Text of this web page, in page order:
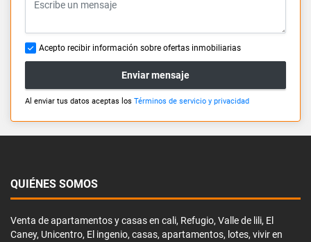
Acepto recibir información sobre ofertas inmobiliarias
Enviar mensaje
Al enviar tus datos aceptas los Términos de servicio y privacidad
QUIÉNES SOMOS
Venta de apartamentos y casas en cali, Refugio, Valle de lili, El
Caney, Unicentro, El ingenio, casas, apartamentos, lotes, vivir en